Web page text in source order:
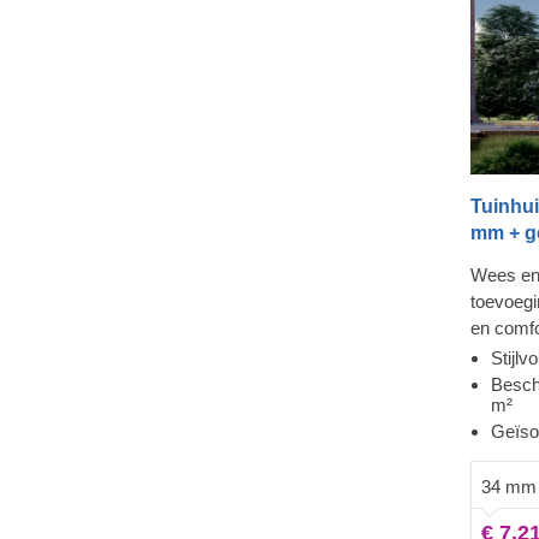
mm +
Wees
en
unieke
collectie
m², 15
m²
34
€